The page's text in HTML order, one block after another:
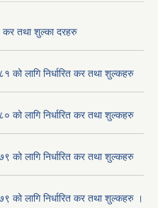
कर तथा शुल्का दरहरु
को लागि निर्धारित कर तथा शुल्कहरु
को लागि निर्धारित कर तथा शुल्कहरु
को लागि निर्धारित कर तथा शुल्कहरु
को लागि निर्धारित कर तथा शुल्कहरु ।